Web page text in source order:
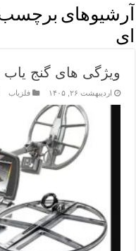
آرشیوهای
ای
ویژگی های گنج
اردیبهشت ۲۶, ۱۴۰۵ فلزیاب